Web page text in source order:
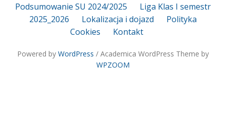
Podsumowanie SU 2024/2025
Liga Klas I semestr
2025_2026
Lokalizacja i dojazd
Polityka
Cookies
Kontakt
Powered by WordPress / Academica WordPress Theme by
WPZOOM